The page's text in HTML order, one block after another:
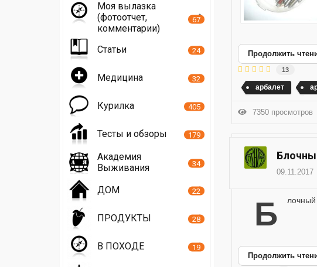
Продолжить
13
арбалет
7350 просмотров
09.11.2017
Блочный мини арбалет.История.Стрельба.
Продолжить
Моя вылазка
(фотоотчет,
комментарии)
67
Статьи 24
Медицина 32
Курилка 405
Тесты и обзоры 179
Академия
Выживания
34
ДОМ 22
ПРОДУКТЫ 28
В ПОХОДЕ 19